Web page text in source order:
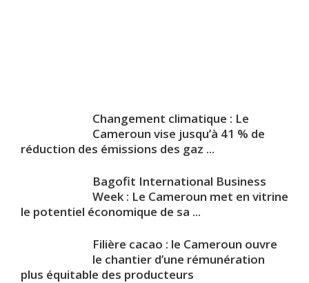
Changement climatique : Le
Cameroun vise jusqu’à 41 % de
réduction des émissions des gaz ...
Bagofit International Business
Week : Le Cameroun met en vitrine
le potentiel économique de sa ...
Filière cacao : le Cameroun ouvre
le chantier d’une rémunération
plus équitable des producteurs